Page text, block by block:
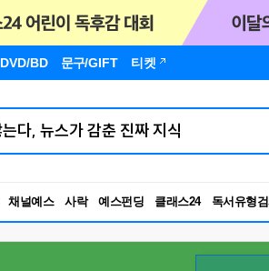
DVD/BD 문구/GIFT 티켓
채널예스 사락 예스펀딩 클래스24
RBTI Lab
독서유형